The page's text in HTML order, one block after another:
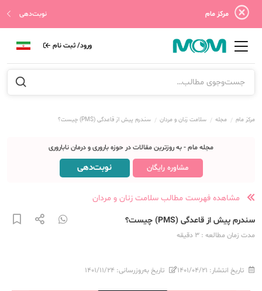
مرکز مام نوبت‌دهی
ورود/ ثبت نام
مرکز مام مجله سلامت زنان و مردان سندرم پیش از قاعدگی (PMS) چیست؟
مجله مام - به روزترین مقالات در حوزه باروری و درمان ناباروری
مشاوره رایگان نوبت‌دهی
مشاهده فهرست مطالب سلامت زنان و مردان
سندرم پیش از قاعدگی (PMS) چیست؟
مدت زمان مطالعه : 3 دقیقه
تاریخ انتشار: ۱۴۰۱/۰۴/۲۱ تاریخ به‌روزرسانی: ۱۴۰۱/۱۱/۲۴